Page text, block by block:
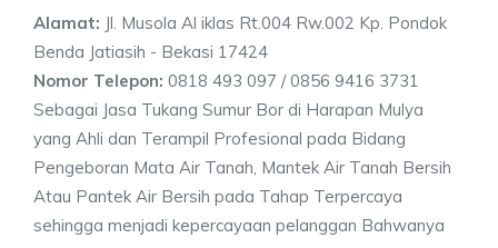
Alamat: Jl. Musola Al iklas Rt.004 Rw.002 Kp. Pondok
Benda Jatiasih - Bekasi 17424
Nomor Telepon: 0818 493 097 / 0856 9416 3731
Sebagai Jasa Tukang Sumur Bor di Harapan Mulya
yang Ahli dan Terampil Profesional pada Bidang
Pengeboran Mata Air Tanah, Mantek Air Tanah Bersih
Atau Pantek Air Bersih pada Tahap Terpercaya
sehingga menjadi kepercayaan pelanggan Bahwanya